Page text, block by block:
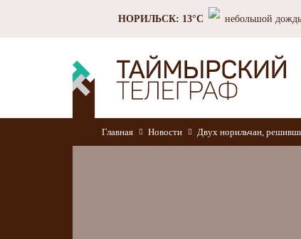
НОРИЛЬСК: 13°C небольшой дождь
Главная Новости Двух норильчан,